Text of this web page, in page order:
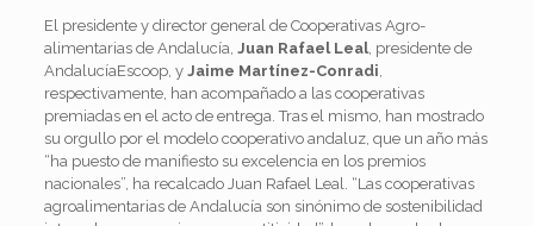
El presidente y director general de Cooperativas Agro-
alimentarias de Andalucía, Juan Rafael Leal, presidente de
AndalucíaEscoop, y Jaime Martínez-Conradi
respectivamente, han acompañado a las cooperativas
premiadas en el acto de entrega. Tras el mismo, han mostrado
su orgullo por el modelo cooperativo andaluz, que un año más
“ha puesto de manifiesto su excelencia en los premios
nacionales”, ha recalcado Juan Rafael Leal. “Las cooperativas
agroalimentarias de Andalucía son sinónimo de sostenibilidad